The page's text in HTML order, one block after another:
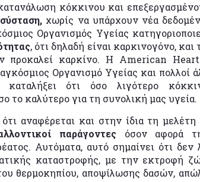
κόκκινου και
χωρίς να υπάρχουν νέα
Οργανισμός Υγείας
, ότι δηλαδή είναι καρκινογόνο,
προκαλεί καρκίνο. Η American
Οργανισμό Υγείας και πολλοί
καταλήξει ότι όσο λιγότερο
το καλύτερο για τη συνολική μας υγεία.
αναφέρεται και στην ίδια τη
παράγοντες όσον αφορά
Αυτόματα, αυτό σημαίνει ότι δεν
καταστροφής, με την εκτροφή
θερμοκηπίου, αποψίλωσης δασών,